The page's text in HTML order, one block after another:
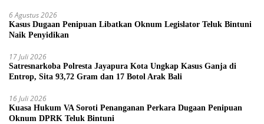
6 Agustus 2026
Kasus Dugaan Penipuan Libatkan Oknum Legislator Teluk Bintuni
Naik Penyidikan
17 Juli 2026
Satresnarkoba Polresta Jayapura Kota Ungkap Kasus Ganja di
Entrop, Sita 93,72 Gram dan 17 Botol Arak Bali
16 Juli 2026
Kuasa Hukum VA Soroti Penanganan Perkara Dugaan Penipuan
Oknum DPRK Teluk Bintuni